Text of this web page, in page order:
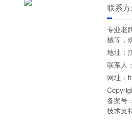
联系
专业老
械等，
地址：
联系人
网址：
备案号
技术支